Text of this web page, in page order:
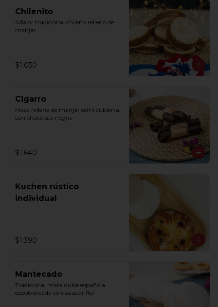
Chilenito
Alfajor tradicional chileno relleno de
manjar
$1.050
Cigarro
Masa rellena de manjar semi cubierta
con chocolate negro
$1.640
Kuchen rústico
individual
$1.390
Mantecado
Tradicional masa dulce española
espolvoreada con azucar flor